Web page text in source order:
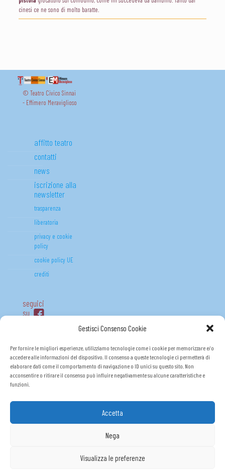
Gestisci Consenso Cookie
Per fornire le migliori esperienze, utilizziamo tecnologie come i cookie per memorizzare e/o
accedere alle informazioni del dispositivo. Il consenso a queste tecnologie ci permetterà di
elaborare dati come il comportamento di navigazione o ID unici su questo sito. Non
acconsentire o ritirare il consenso può influire negativamente su alcune caratteristiche e
funzioni.
Accetta
Nega
Visualizza le preferenze
cinesi ce ne sono di molto baratte.
© Teatro Civico Sinnai
- Effimero Meraviglioso
affitto teatro
contatti
news
iscrizione alla
newsletter
trasparenza
liberatoria
privacy e cookie
policy
cookie policy UE
crediti
seguici
su
FONDO (R)ESISTO P.O.R. FSE 2014-2020